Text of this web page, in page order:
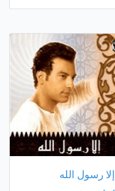
إلا رسول الله